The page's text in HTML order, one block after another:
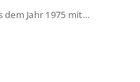
Jahr 1975 mit